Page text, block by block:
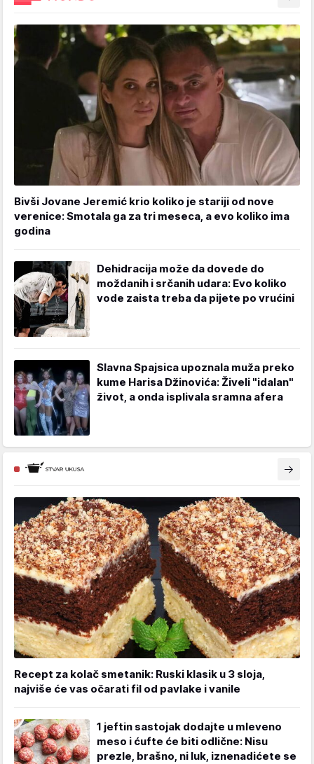
Bivši Jovane Jeremić krio koliko je stariji od nove
verenice: Smotala ga za tri meseca, a evo koliko ima
godina
Dehidracija može da dovede do
moždanih i srčanih udara: Evo koliko
vode zaista treba da pijete po vrućini
Slavna Spajsica upoznala muža preko
kume Harisa Džinovića: Živeli "idalan"
život, a onda isplivala sramna afera
Recept za kolač smetanik: Ruski klasik u 3 sloja,
najviše će vas očarati fil od pavlake i vanile
1 jeftin sastojak dodajte u mleveno
meso i ćufte će biti odlične: Nisu
prezle, brašno, ni luk, iznenadićete se